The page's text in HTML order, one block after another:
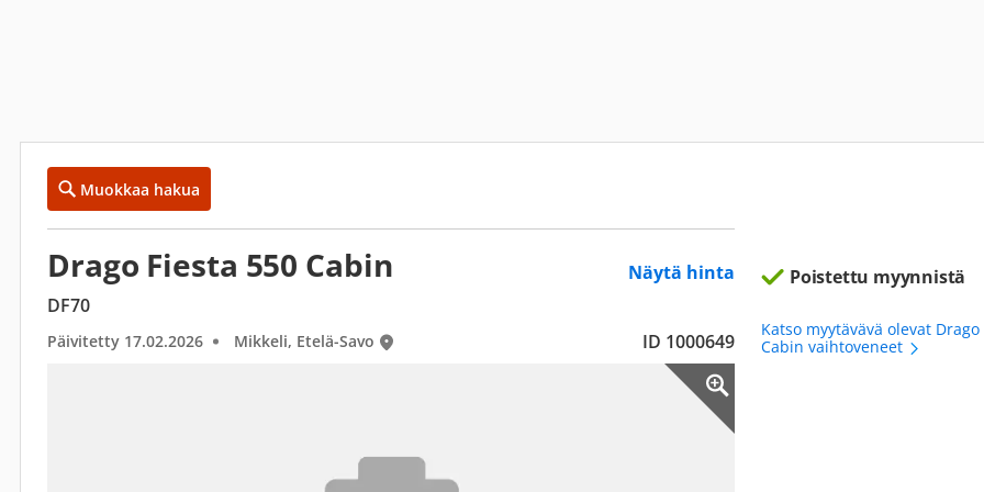
Muokkaa hakua
Drago Fiesta 550 Cabin
Näytä hinta
DF70
Päivitetty 17.02.2026 Mikkeli, Etelä-Savo ID 1000649
Poistettu myynnistä
Katso myytävävä olevat Drago
Cabin vaihtoveneet